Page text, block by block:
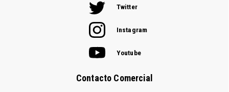
Twitter
Instagram
Youtube
Contacto Comercial